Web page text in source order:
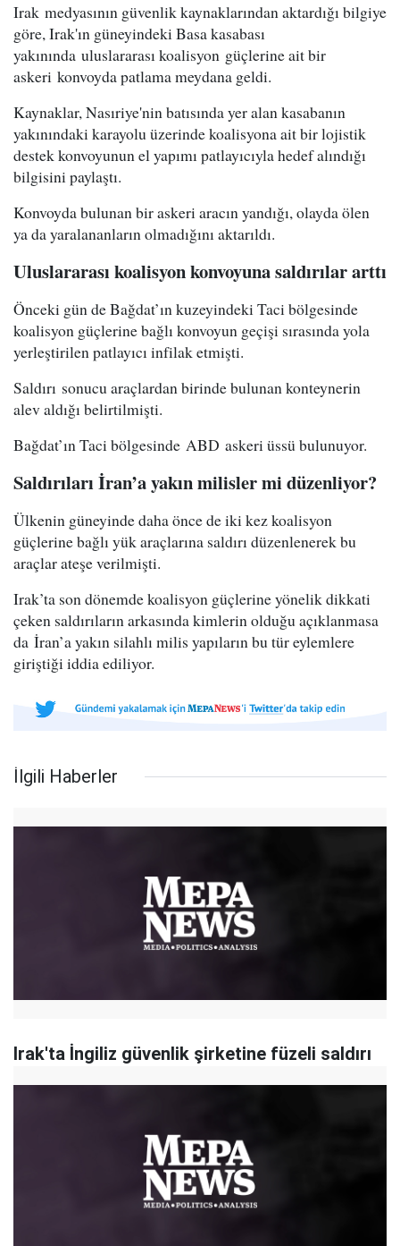
Irak medyasının güvenlik kaynaklarından aktardığı bilgiye
göre, Irak'ın güneyindeki Basa kasabası
yakınında uluslararası koalisyon güçlerine ait bir
askeri konvoyda patlama meydana geldi.
Kaynaklar, Nasıriye'nin batısında yer alan kasabanın
yakınındaki karayolu üzerinde koalisyona ait bir lojistik
destek konvoyunun el yapımı patlayıcıyla hedef alındığı
bilgisini paylaştı.
Konvoyda bulunan bir askeri aracın yandığı, olayda ölen
ya da yaralananların olmadığını aktarıldı.
Uluslararası koalisyon konvoyuna saldırılar arttı
Önceki gün de Bağdat’ın kuzeyindeki Taci bölgesinde
koalisyon güçlerine bağlı konvoyun geçişi sırasında yola
yerleştirilen patlayıcı infilak etmişti.
Saldırı sonucu araçlardan birinde bulunan konteynerin
alev aldığı belirtilmişti.
Bağdat’ın Taci bölgesinde ABD askeri üssü bulunuyor.
Saldırıları İran’a yakın milisler mi düzenliyor?
Ülkenin güneyinde daha önce de iki kez koalisyon
güçlerine bağlı yük araçlarına saldırı düzenlenerek bu
araçlar ateşe verilmişti.
Irak’ta son dönemde koalisyon güçlerine yönelik dikkati
çeken saldırıların arkasında kimlerin olduğu açıklanmasa
da İran’a yakın silahlı milis yapıların bu tür eylemlere
giriştiği iddia ediliyor.
İlgili Haberler
Irak'ta İngiliz güvenlik şirketine füzeli saldırı